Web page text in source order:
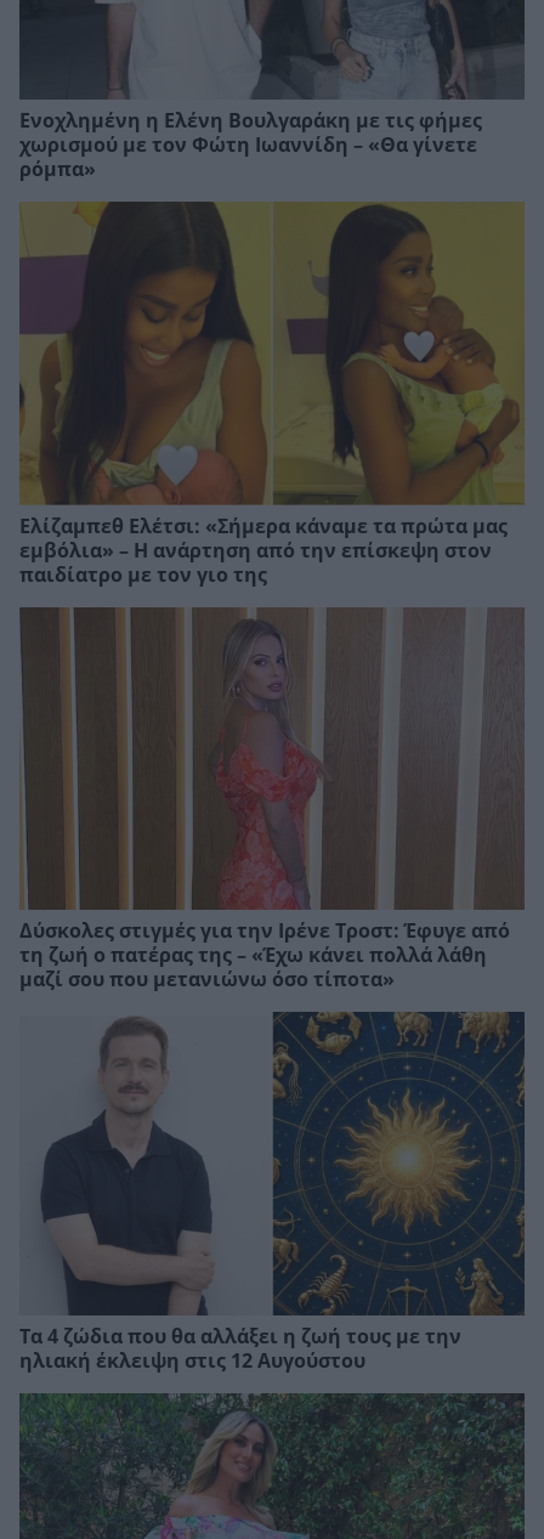
Ενοχλημένη η Ελένη Βουλγαράκη με τις φήμες
χωρισμού με τον Φώτη Ιωαννίδη – «Θα γίνετε
ρόμπα»
Ελίζαμπεθ Ελέτσι: «Σήμερα κάναμε τα πρώτα μας
εμβόλια» – Η ανάρτηση από την επίσκεψη στον
παιδίατρο με τον γιο της
Δύσκολες στιγμές για την Ιρένε Τροστ: Έφυγε από
τη ζωή ο πατέρας της – «Έχω κάνει πολλά λάθη
μαζί σου που μετανιώνω όσο τίποτα»
Τα 4 ζώδια που θα αλλάξει η ζωή τους με την
ηλιακή έκλειψη στις 12 Αυγούστου